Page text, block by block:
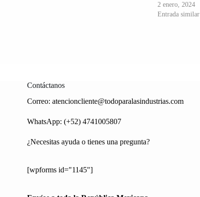
2 enero, 2024
Entrada similar
Contáctanos
Correo: atencioncliente@todoparalasindustrias.com
WhatsApp: (+52) 4741005807
¿Necesitas ayuda o tienes una pregunta?
[wpforms id="1145"]